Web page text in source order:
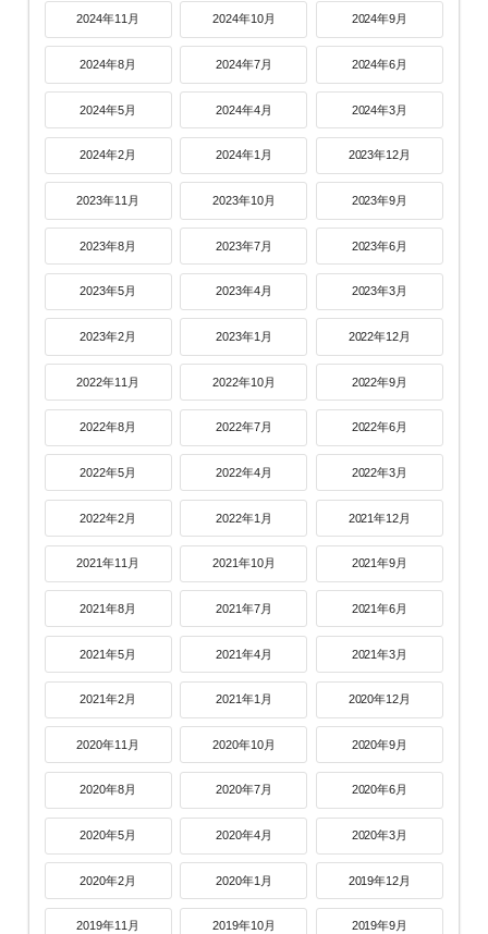
2024年11月 2024年10月 2024年9月
2024年8月 2024年7月 2024年6月
2024年5月 2024年4月 2024年3月
2024年2月 2024年1月 2023年12月
2023年11月 2023年10月 2023年9月
2023年8月 2023年7月 2023年6月
2023年5月 2023年4月 2023年3月
2023年2月 2023年1月 2022年12月
2022年11月 2022年10月 2022年9月
2022年8月 2022年7月 2022年6月
2022年5月 2022年4月 2022年3月
2022年2月 2022年1月 2021年12月
2021年11月 2021年10月 2021年9月
2021年8月 2021年7月 2021年6月
2021年5月 2021年4月 2021年3月
2021年2月 2021年1月 2020年12月
2020年11月 2020年10月 2020年9月
2020年8月 2020年7月 2020年6月
2020年5月 2020年4月 2020年3月
2020年2月 2020年1月 2019年12月
2019年11月 2019年10月 2019年9月